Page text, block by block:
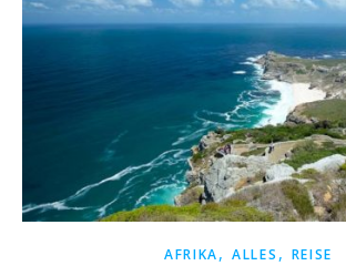
AFRIKA,ALLES , REISE